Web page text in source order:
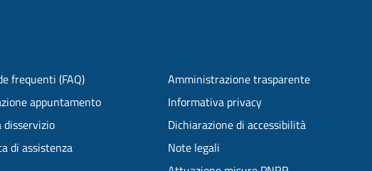
frequenti (FAQ)
appuntamento
disservizio
di assistenza
Amministrazione trasparente
Informativa privacy
Dichiarazione di accessibilità
Note legali